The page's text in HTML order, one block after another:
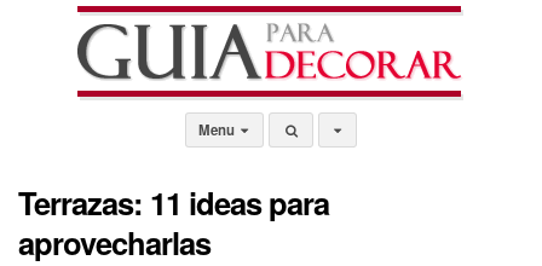
Menu
Terrazas: 11 ideas para
aprovecharlas